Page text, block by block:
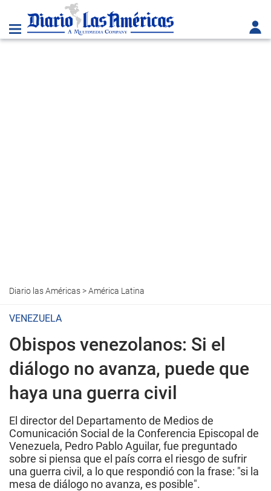
Diario las Américas>América Latina
VENEZUELA
Obispos venezolanos: Si el
diálogo no avanza, puede que
haya una guerra civil
El director del Departamento de Medios de
Comunicación Social de la Conferencia Episcopal de
Venezuela, Pedro Pablo Aguilar, fue preguntado
sobre si piensa que el país corra el riesgo de sufrir
una guerra civil, a lo que respondió con la frase: "si la
mesa de diálogo no avanza, es posible".